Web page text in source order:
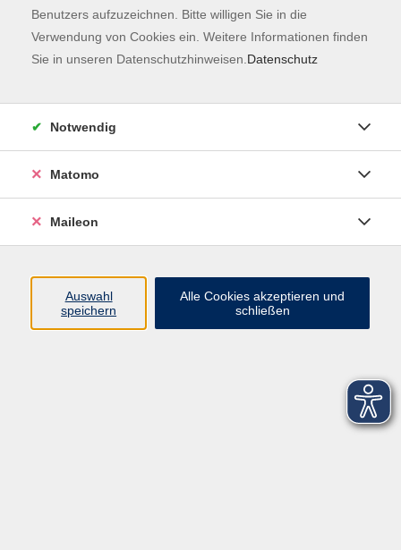
Impressum
AGB
Datenschutzerklärung
Benutzers aufzuzeichnen. Bitte willigen Sie in die
Verwendung von Cookies ein. Weitere Informationen finden
Sie in unseren Datenschutzhinweisen. Datenschutz
Notwendig
Matomo
Maileon
Auswahl
speichern
Alle Cookies akzeptieren und
schließen